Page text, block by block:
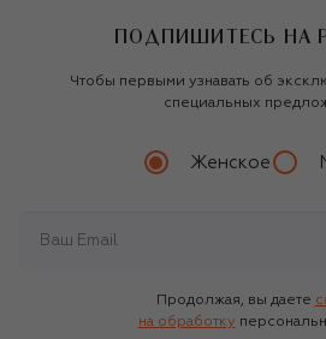
ПОДПИШИТЕСЬ НА
Чтобы первыми узнавать об
специальных
Женское
Продолжая, вы даете
на обработку